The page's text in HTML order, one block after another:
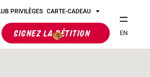
PRIVILÈGES CARTE-CADEAU
SIGNEZ LA PÉTITION EN